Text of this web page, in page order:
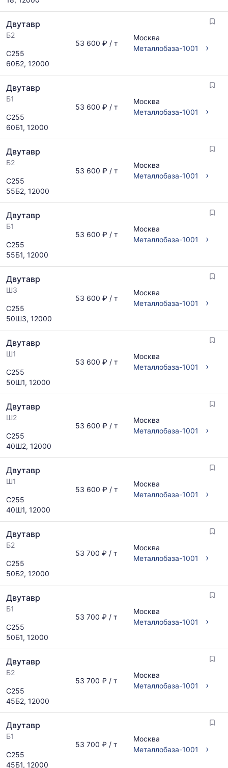
Двутавр
Б2
С255
60Б2, 12000
53 600 ₽ / т
Москва
Металлобаза-1001
›
Двутавр
Б1
С255
60Б1, 12000
53 600 ₽ / т
Москва
Металлобаза-1001
›
Двутавр
Б2
С255
55Б2, 12000
53 600 ₽ / т
Москва
Металлобаза-1001
›
Двутавр
Б1
С255
55Б1, 12000
53 600 ₽ / т
Москва
Металлобаза-1001
›
Двутавр
Ш3
С255
50Ш3, 12000
53 600 ₽ / т
Москва
Металлобаза-1001
›
Двутавр
Ш1
С255
50Ш1, 12000
53 600 ₽ / т
Москва
Металлобаза-1001
›
Двутавр
Ш2
С255
40Ш2, 12000
53 600 ₽ / т
Москва
Металлобаза-1001
›
Двутавр
Ш1
С255
40Ш1, 12000
53 600 ₽ / т
Москва
Металлобаза-1001
›
Двутавр
Б2
С255
50Б2, 12000
53 700 ₽ / т
Москва
Металлобаза-1001
›
Двутавр
Б1
С255
50Б1, 12000
53 700 ₽ / т
Москва
Металлобаза-1001
›
Двутавр
Б2
С255
45Б2, 12000
53 700 ₽ / т
Москва
Металлобаза-1001
›
Двутавр
Б1
С255
45Б1, 12000
53 700 ₽ / т
Москва
Металлобаза-1001
›